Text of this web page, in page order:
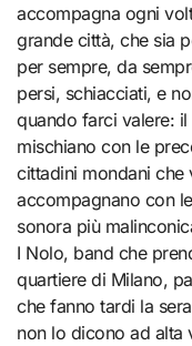
accompagna ogni
grande città, che sia
per sempre, da
persi, schiacciati, e
quando farci valere:
mischiano con le
cittadini mondani
accompagnano con
sonora più
I Nolo, band che
quartiere di Milano,
che fanno tardi la
non lo dicono ad alta